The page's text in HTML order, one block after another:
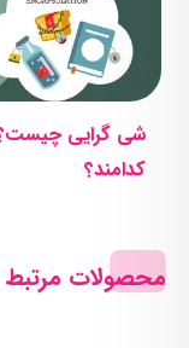
شی گرایی چیست؟
کدامند؟
محصولات مرتبط